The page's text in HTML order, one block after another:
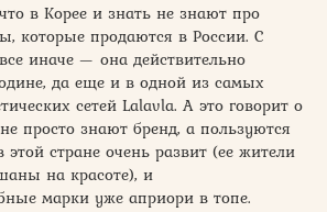
в Корее и знать не знают про
которые продаются в России. С
иначе — она действительно
да еще и в одной из самых
сетей Lalavla. А это говорит о
просто знают бренд, а пользуются
стране очень развит (ее жители
на красоте), и
марки уже априори в топе.